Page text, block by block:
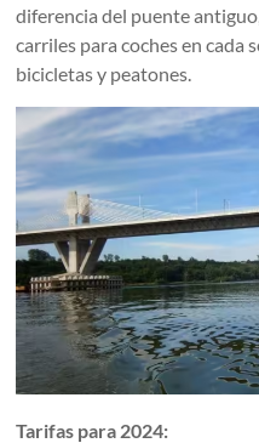
diferencia del puente
carriles para coches en cada
bicicletas y peatones.
Tarifas para 2024: